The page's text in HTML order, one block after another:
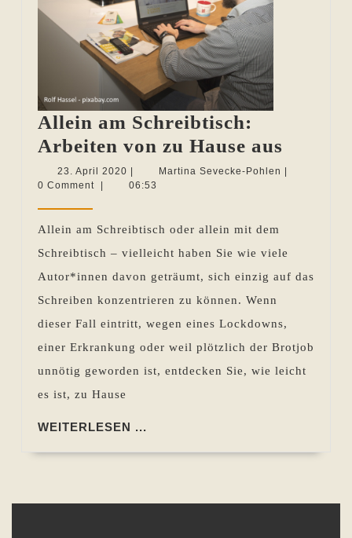
Allein am Schreibtisch:
Arbeiten von zu Hause aus
am
zu
Hause
23. April 2020 23.
April
Martina Sevecke-Pohlen Martina
0 Comment
06:53
Allein am Schreibtisch oder allein mit dem
Schreibtisch – vielleicht haben Sie wie viele
Autor*innen davon geträumt, sich einzig auf das
Schreiben konzentrieren zu können. Wenn
dieser Fall eintritt, wegen eines Lockdowns,
einer Erkrankung oder weil plötzlich der Brotjob
unnötig geworden ist, entdecken Sie, wie leicht
es ist, zu Hause
WEITERLESEN ...